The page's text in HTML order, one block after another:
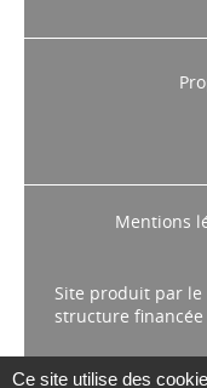
Mentions
Site produit par
structure
Ce site utilise des